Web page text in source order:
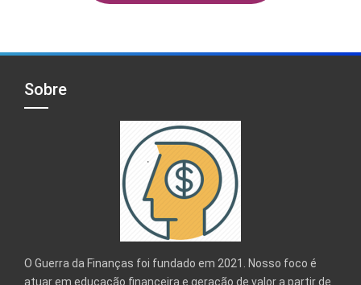
Sobre
O Guerra da Finanças foi fundado em 2021. Nosso foco é
atuar em educação financeira e geração de valor a partir de